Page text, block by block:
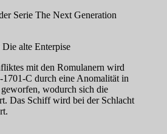
Serie The Next Generation
alte Enterpise
mit den Romulanern wird
C durch eine Anomalität in
wodurch sich die
Das Schiff wird bei der Schlacht